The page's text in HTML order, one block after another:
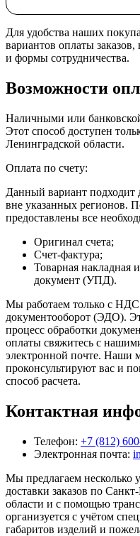
Для удобства наших
вариантов оплаты
и формы сотрудничества.
Возможности
Наличными или
Этот способ доступен
Ленинградской области.
Оплата по счету:
Данный вариант подходит
вне указанных регионов.
предоставлены все
Оригинал счета;
Счет-фактура;
Товарная накладная
документ (УПД).
Мы работаем только с
документооборот (ЭДО).
процесс обработки
оплаты свяжитесь с
электронной почте. Наши
проконсультируют вас и
способ расчета.
Контактная
Телефон: +7 (812)
Электронная почта:
Мы предлагаем несколько
доставки заказов по
области и с помощью
организуется с учётом
габаритов изделий и